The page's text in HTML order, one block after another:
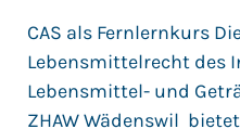
CAS als Fernlernkurs
Lebensmittelrecht des
Lebensmittel- und
ZHAW Wädenswil